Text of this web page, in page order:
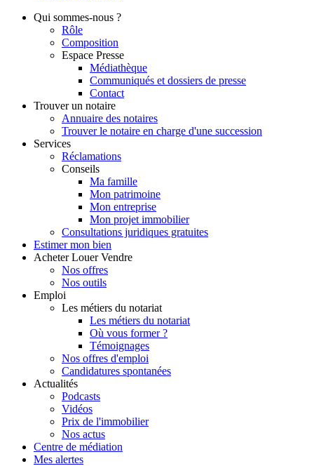
Qui sommes-nous ?
Rôle
Composition
Espace Presse
Médiathèque
Communiqués et dossiers de presse
Contact
Trouver un notaire
Annuaire des notaires
Trouver le notaire en charge d'une succession
Services
Réclamations
Conseils
Ma famille
Mon patrimoine
Mon entreprise
Mon projet immobilier
Consultations juridiques gratuites
Estimer mon bien
Acheter Louer Vendre
Nos offres
Nos outils
Emploi
Les métiers du notariat
Les métiers du notariat
Où vous former ?
Témoignages
Nos offres d'emploi
Candidatures spontanées
Actualités
Podcasts
Vidéos
Prix de l'immobilier
Nos actus
Centre de médiation
Mes alertes